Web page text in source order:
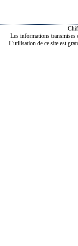
Les informations transmises
L'utilisation de ce site est